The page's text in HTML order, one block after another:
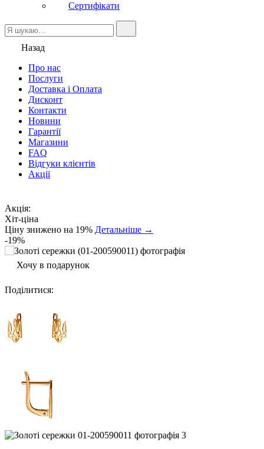
Сертифікати
Назад
Про нас
Послуги
Доставка і Оплата
Дисконт
Контакти
Новини
Гарантії
Магазини
FAQ
Відгуки клієнтів
Акції
Акція:
Хіт-ціна
Ціну знижено на 19% Детальніше →
-19%
Хочу в подарунок
Поділитися: